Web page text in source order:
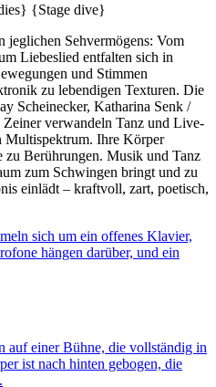
{Stage dive}
Sehvermögens: Vom
Liebeslied entfalten sich in
und Stimmen
zu lebendigen Texturen. Die
Scheinecker, Katharina Senk /
verwandeln Tanz und Live-
Multispektrum. Ihre Körper
zu Berührungen. Musik und Tanz
zum Schwingen bringt und zu
einlädt – kraftvoll, zart, poetisch,